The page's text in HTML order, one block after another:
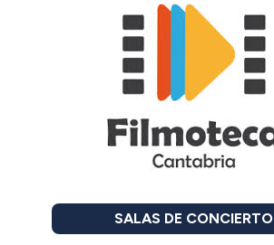
SALAS DE CONCIERTO